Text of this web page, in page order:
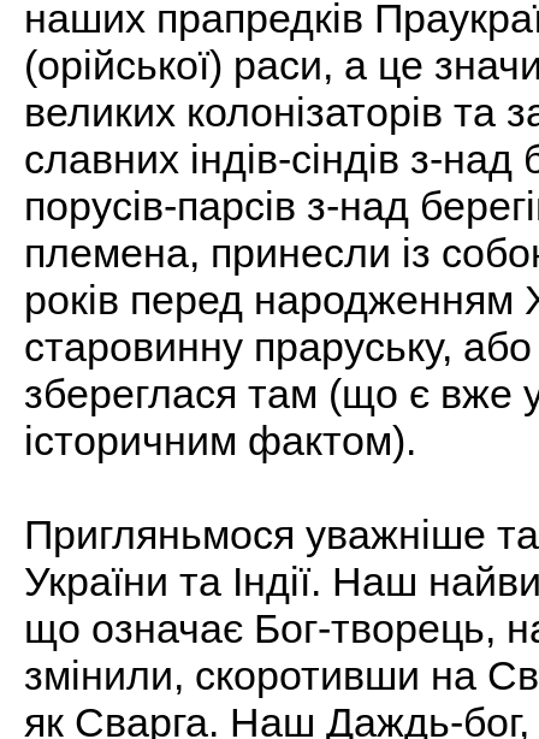
наших прапредків
(орійської) раси, а це
великих колонізаторів та
славних індів-сіндів з-
порусів-парсів з-над
племена, принесли із
років перед народженням
старовинну праруську, або
збереглася там (що є вже
історичним фактом).
Пригляньмося уважніше та
України та Індії. Наш
що означає Бог-творець,
змінили, скоротивши на
як Сварга. Наш Даждь-бог,